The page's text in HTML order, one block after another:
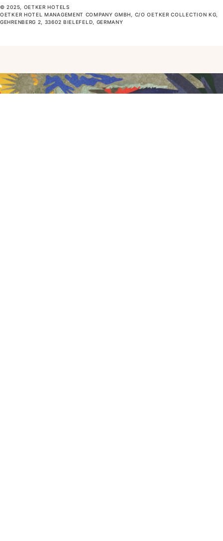
© 2025, OETKER HOTELS
OETKER HOTEL MANAGEMENT COMPANY GMBH, C/O OETKER COLLECTION KG,
GEHRENBERG 2, 33602 BIELEFELD, GERMANY